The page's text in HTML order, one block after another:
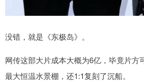
没错，就是《东极岛》。
网传这部大片成本大概为6亿，毕竟片方
最大恒温水景棚，还1:1复刻了沉船。